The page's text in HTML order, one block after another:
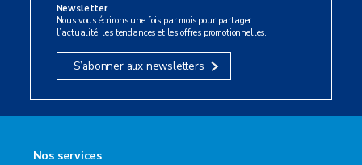
Newsletter
Nous vous écrirons une fois par mois pour partager
l’actualité, les tendances et les offres promotionnelles.
S’abonner aux newsletters
Nos services